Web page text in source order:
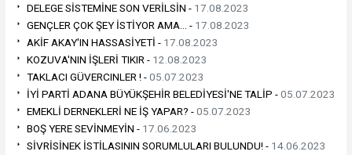
DELEGE SİSTEMİNE SON VERİLSİN - 17.08.2023
GENÇLER ÇOK ŞEY İSTİYOR AMA… - 17.08.2023
AKİF AKAY'IN HASSASİYETİ - 17.08.2023
KOZUVA'NIN İŞLERİ TIKIR - 12.08.2023
TAKLACI GÜVERCINLER ! -05.07.2023
İYİ PARTİ ADANA BÜYÜKŞEHİR BELEDİYESİ'NE TALİP -05.07.2023
EMEKLİ DERNEKLERİ NE İŞ YAPAR? -05.07.2023
BOŞ YERE SEVİNMEYİN - 17.06.2023
SİVRİSİNEK İSTİLASININ SORUMLULARI BULUNDU! - 14.06.2023